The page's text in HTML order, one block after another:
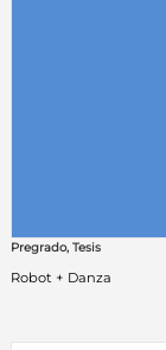
Pregrado, Tesis
Robot + Danza